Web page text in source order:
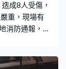
成8人受傷，
重，現場有
消防通報，九